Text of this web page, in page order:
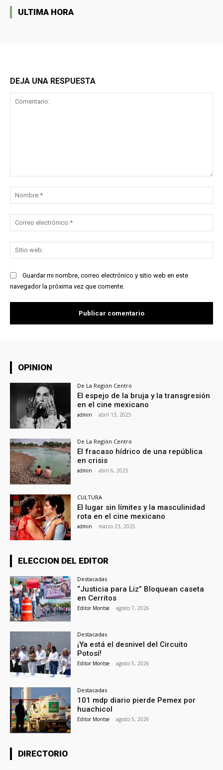
ULTIMA HORA
DEJA UNA RESPUESTA
Guardar mi nombre, correo electrónico y sitio web en este
navegador la próxima vez que comente.
OPINION
De La Región Centro
El espejo de la bruja y la transgresión
en el cine mexicano
admin - abril 13, 2025
De La Región Centro
El fracaso hídrico de una república
en crisis
admin - abril 6, 2025
CULTURA
El lugar sin límites y la masculinidad
rota en el cine mexicano
admin - marzo 23, 2025
ELECCION DEL EDITOR
Destacadas
“Justicia para Liz” Bloquean caseta
en Cerritos
Editor Montse - agosto 7, 2026
Destacadas
¡Ya está el desnivel del Circuito
Potosí!
Editor Montse - agosto 5, 2026
Destacadas
101 mdp diario pierde Pemex por
huachicol
Editor Montse - agosto 5, 2026
DIRECTORIO